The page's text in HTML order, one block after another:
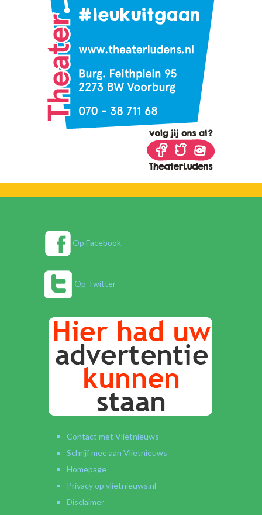
Op Facebook
Op Twitter
Contact met Vlietnieuws
Schrijf mee aan Vlietnieuws
Homepage
Privacy op vlietnieuws.nl
Disclaimer